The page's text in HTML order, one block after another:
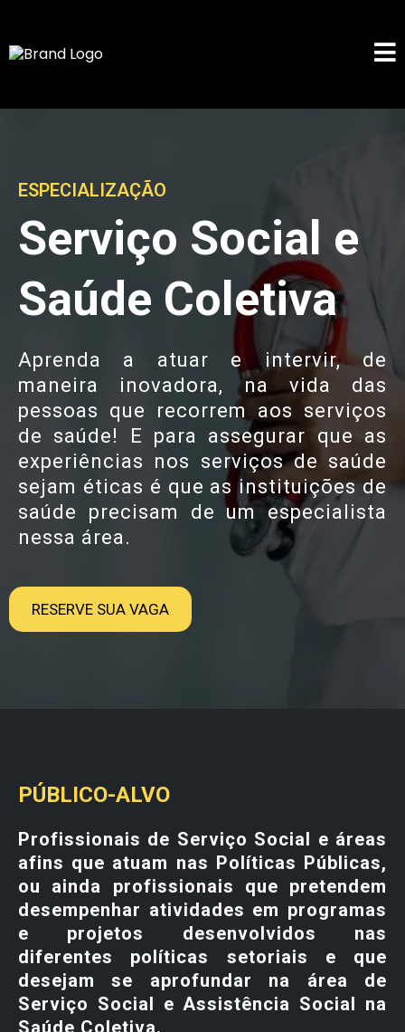
ESPECIALIZAÇÃO
Serviço Social e
Saúde Coletiva
Aprenda a atuar e intervir, de
maneira inovadora, na vida das
pessoas que recorrem aos serviços
de saúde! E para assegurar que as
experiências nos serviços de saúde
sejam éticas é que as instituições de
saúde precisam de um especialista
nessa área.
RESERVE SUA VAGA
PÚBLICO-ALVO
Profissionais de Serviço Social e áreas
afins que atuam nas Políticas Públicas,
ou ainda profissionais que pretendem
desempenhar atividades em programas
e projetos desenvolvidos nas
diferentes políticas setoriais e que
desejam se aprofundar na área de
Serviço Social e Assistência Social na
Saúde Coletiva.